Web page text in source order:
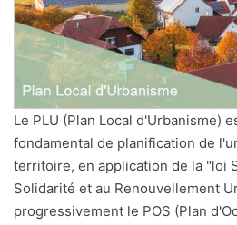
Le PLU (Plan Local d'Urbanisme)
fondamental de planification de
territoire, en application de la "loi
Solidarité et au Renouvellement
progressivement le POS (Plan